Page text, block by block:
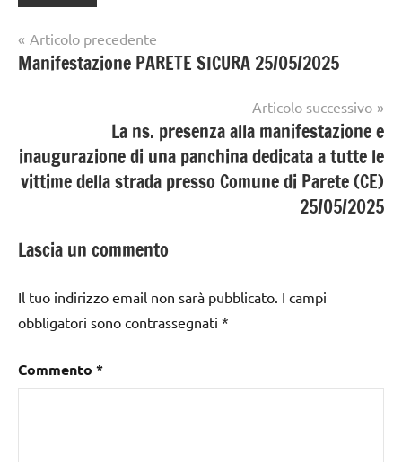
Navigazione
articoli
Articolo precedente
Manifestazione PARETE SICURA 25/05/2025
Articolo successivo
La ns. presenza alla manifestazione e
inaugurazione di una panchina dedicata a tutte le
vittime della strada presso Comune di Parete (CE)
25/05/2025
Lascia un commento
Il tuo indirizzo email non sarà pubblicato. I campi
obbligatori sono contrassegnati *
Commento *